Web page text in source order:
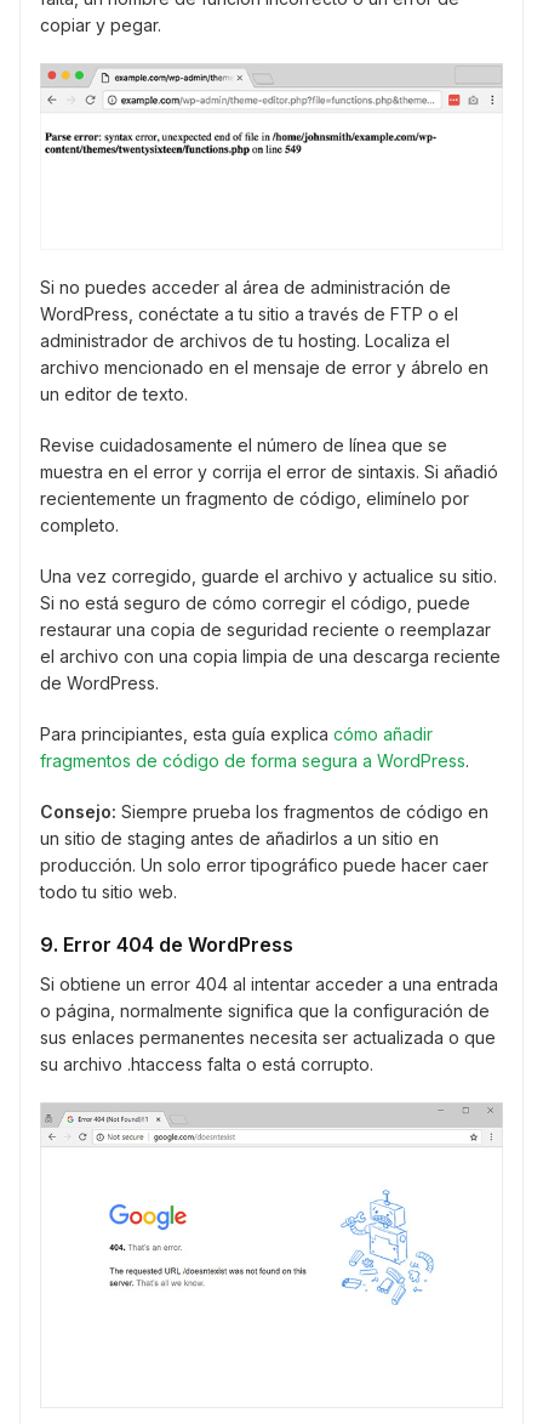
copiar y pegar.
Si no puedes acceder al área de administración de
WordPress, conéctate a tu sitio a través de FTP o el
administrador de archivos de tu hosting. Localiza el
archivo mencionado en el mensaje de error y ábrelo en
un editor de texto.
Revise cuidadosamente el número de línea que se
muestra en el error y corrija el error de sintaxis. Si añadió
recientemente un fragmento de código, elimínelo por
completo.
Una vez corregido, guarde el archivo y actualice su sitio.
Si no está seguro de cómo corregir el código, puede
restaurar una copia de seguridad reciente o reemplazar
el archivo con una copia limpia de una descarga reciente
de WordPress.
Para principiantes, esta guía explica cómo añadir
fragmentos de código de forma segura a WordPress.
Consejo: Siempre prueba los fragmentos de código en
un sitio de staging antes de añadirlos a un sitio en
producción. Un solo error tipográfico puede hacer caer
todo tu sitio web.
9. Error 404 de WordPress
Si obtiene un error 404 al intentar acceder a una entrada
o página, normalmente significa que la configuración de
sus enlaces permanentes necesita ser actualizada o que
su archivo .htaccess falta o está corrupto.